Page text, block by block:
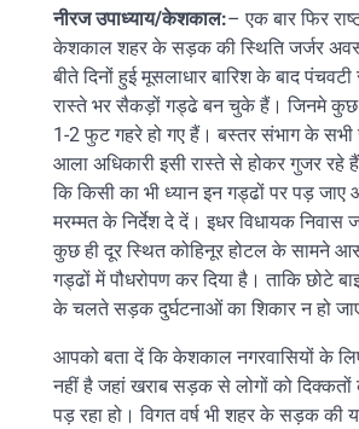
नीरज उपाध्याय/केशकाल:– एक बार फिर
केशकाल शहर के सड़क की स्थिति जर्जर
बीते दिनों हुई मूसलाधार बारिश के बाद
रास्ते भर सैकड़ों गड्ढे बन चुके हैं। जिनमे कुछ
1-2 फुट गहरे हो गए हैं। बस्तर संभाग के सभी
आला अधिकारी इसी रास्ते से होकर गुजर रहे
कि किसी का भी ध्यान इन गड्ढों पर पड़
मरम्मत के निर्देश दे दें। इधर विधायक निवास
कुछ ही दूर स्थित कोहिनूर होटल के सामने
गड्ढों में पौधरोपण कर दिया है। ताकि छोटे
के चलते सड़क दुर्घटनाओं का शिकार न हो
आपको बता दें कि केशकाल नगरवासियों के
नहीं है जहां खराब सड़क से लोगों को दिक्कतों
पड़ रहा हो। विगत वर्ष भी शहर के सड़क की